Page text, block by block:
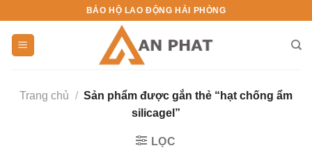
content
BẢO HỘ LAO ĐỘNG HẢI PHÒNG
Trang chủ / Sản phẩm được gắn thẻ “hạt chống ẩm
silicagel”
LỌC